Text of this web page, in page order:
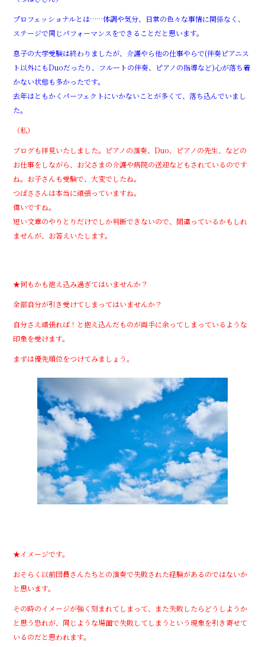
プロフェッショナルとは……体調や気分、日常の色々な事情に関係なく、
ステージで同じパフォーマンスをできることだと思います。
息子の大学受験は終わりましたが、介護やら他の仕事やらで(伴奏ピアニス
ト以外にもDuoだったり、フルートの伴奏、ピアノの指導など)心が落ち着
かない状態も多かったです。
去年はともかくパーフェクトにいかないことが多くて、落ち込んでいまし
た。
（私）
ブログも拝見いたしました。ピアノの演奏、Duo、ピアノの先生、などの
お仕事をしながら、お父さまの介護や病院の送迎などもされているのです
ね。お子さんも受験で、大変でしたね。
つばささんは本当に頑張っていますね。
偉いですね。
短い文章のやりとりだけでしか判断できないので、間違っているかもしれ
ませんが、お答えいたします。
★何もかも抱え込み過ぎてはいませんか？
全部自分が引き受けてしまってはいませんか？
自分さえ頑張れば！と抱え込んだものが両手に余ってしまっているような
印象を受けます。
まずは優先順位をつけてみましょう。
★イメージです。
おそらく以前団員さんたちとの演奏で失敗された経験があるのではないか
と思います。
その時のイメージが強く刻まれてしまって、また失敗したらどうしようか
と思う恐れが、同じような場面で失敗してしまうという現象を引き寄せて
いるのだと思われます。